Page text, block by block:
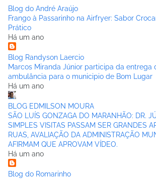
Blog do André Araújo
Frango à Passarinho na Airfryer: Sabor
Prático
Há um ano
Blog Randyson Laercio
Marcos Miranda Júnior participa da entrega
ambulância para o municipio de Bom Lugar
Há um ano
BLOG EDMILSON MOURA
SÃO LUÍS GONZAGA DO MARANHÃO: DR.
SIMPLES VISITAS PASSAM SER GRANDES
RUAS, AVALIAÇÃO DA ADMINISTRAÇÃO
AFIRMAM QUE APROVAM VÍDEO.
Há um ano
Blog do Romarinho